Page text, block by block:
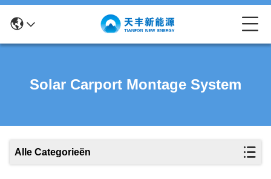
Solar Carport Montage System
Alle Categorieën